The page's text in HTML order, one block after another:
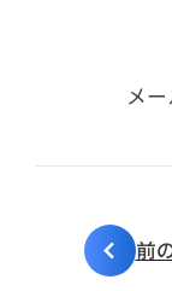
メ
前